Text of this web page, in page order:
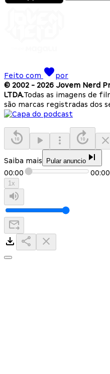
Feito com
por
© 2002 - 2026 Jovem Nerd
LTDA.Todas as imagens de
são marcas registradas dos
Saiba mais Pular anuncio
00:00 00:00
1x